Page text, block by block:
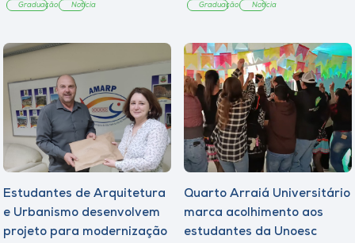
Graduação Notícia Graduação Notícia
Estudantes de Arquitetura
e Urbanismo desenvolvem
projeto para modernização
Quarto Arraiá Universitário
marca acolhimento aos
estudantes da Unoesc